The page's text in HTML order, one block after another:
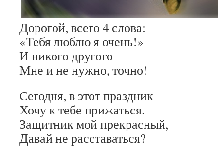
Дорогой, всего 4 слова:
«Тебя люблю я очень!»
И никого другого
Мне и не нужно, точно!
Сегодня, в этот праздник
Хочу к тебе прижаться.
Защитник мой прекрасный,
Давай не расставаться?